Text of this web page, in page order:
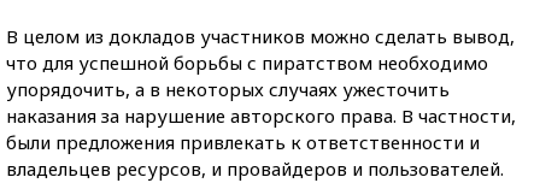
В целом из докладов участников можно сделать вывод,
что для успешной борьбы с пиратством необходимо
упорядочить, а в некоторых случаях ужесточить
наказания за нарушение авторского права. В частности,
были предложения привлекать к ответственности и
владельцев ресурсов, и провайдеров и пользователей.